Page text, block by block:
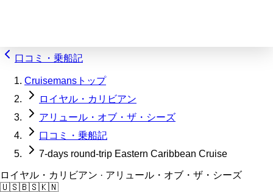
口コミ・乗船記
Cruisemansトップ
ロイヤル・カリビアン
アリュール・オブ・ザ・シーズ
口コミ・乗船記
7-days round-trip Eastern Caribbean Cruise
ロイヤル・カリビアン · アリュール・オブ・ザ・シーズ
🇺🇸🇧🇸🇰🇳